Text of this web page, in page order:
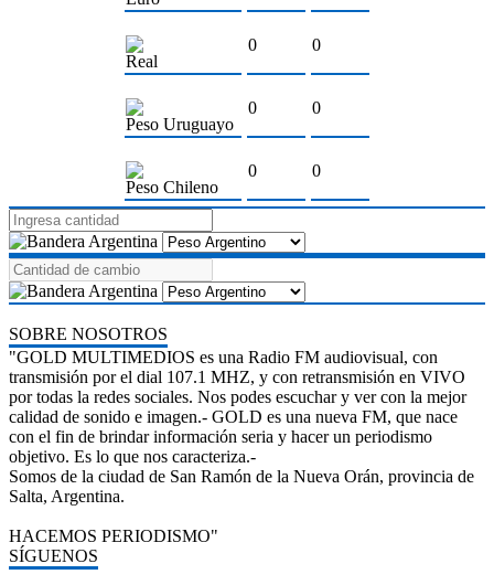
Real
0 0
Peso Uruguayo
0 0
Peso Chileno
0 0
SOBRE NOSOTROS
"GOLD MULTIMEDIOS es una Radio FM audiovisual, con
transmisión por el dial 107.1 MHZ, y con retransmisión en VIVO
por todas la redes sociales. Nos podes escuchar y ver con la mejor
calidad de sonido e imagen.- GOLD es una nueva FM, que nace
con el fin de brindar información seria y hacer un periodismo
objetivo. Es lo que nos caracteriza.-
Somos de la ciudad de San Ramón de la Nueva Orán, provincia de
Salta, Argentina.
HACEMOS PERIODISMO"
SÍGUENOS